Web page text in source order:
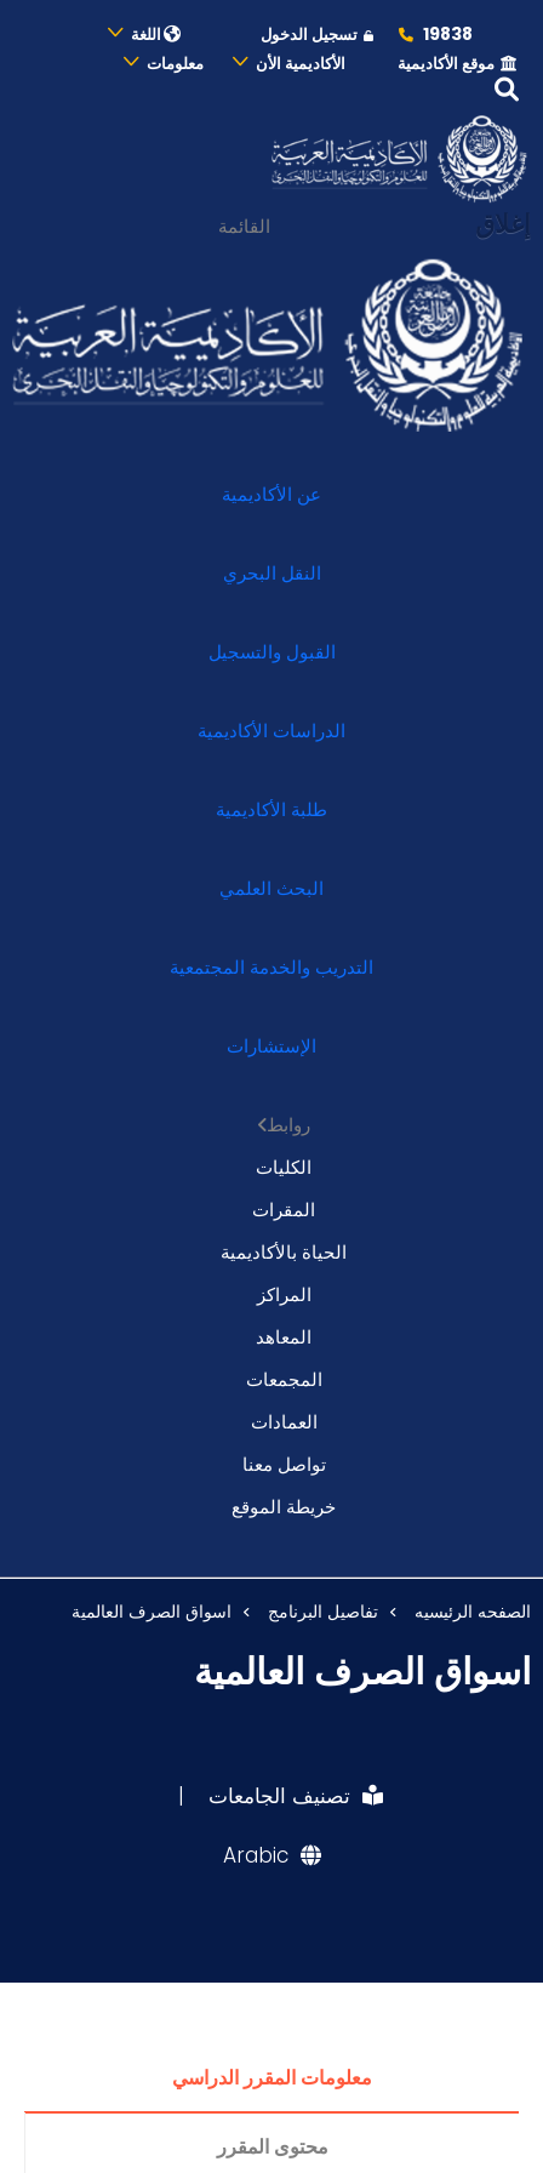
19838 تسجيل الدخول
اللغة
موقع الأكاديمية
الأكاديمية الأن معلومات
إغلاق القائمة
عن الأكاديمية
النقل البحري
القبول والتسجيل
الدراسات الأكاديمية
طلبة الأكاديمية
البحث العلمي
التدريب والخدمة المجتمعية
الإستشارات
روابط
الكليات
المقرات
الحياة بالأكاديمية
المراكز
المعاهد
المجمعات
العمادات
تواصل معنا
خريطة الموقع
الصفحه الرئيسيه تفاصيل البرنامج اسواق الصرف العالمية
اسواق الصرف العالمية
تصنيف الجامعات |
Arabic
معلومات المقرر الدراسي
محتوى المقرر